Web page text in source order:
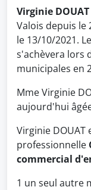
Virginie DOUAT
Valois depuis le
le 13/10/2021.
s'achèvera lors
municipales en
Mme Virginie
aujourd'hui
Virginie
professionnelle
commercial
1 un seul autre